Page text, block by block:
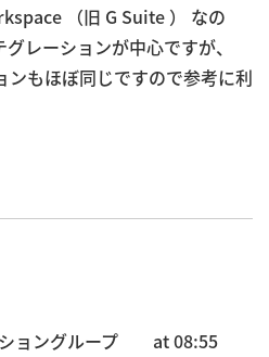
（旧 G Suite ） なの
レーションが中心ですが、
もほぼ同じですので参考に利
ョングループ
at 08:55